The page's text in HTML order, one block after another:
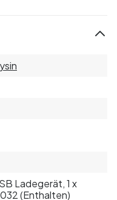
Ladegerät, 1 x
(Enthalten)